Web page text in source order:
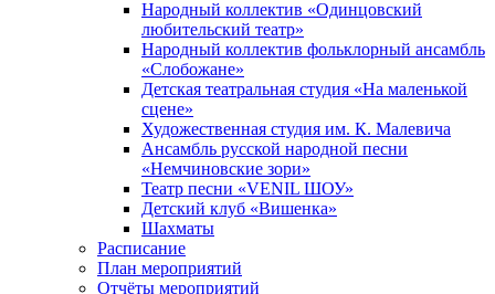
Народный коллектив «Одинцовский
любительский театр»
Народный коллектив фольклорный ансамбль
«Слобожане»
Детская театральная студия «На маленькой
сцене»
Художественная студия им. К. Малевича
Ансамбль русской народной песни
«Немчиновские зори»
Театр песни «VENIL ШОУ»
Детский клуб «Вишенка»
Шахматы
Расписание
План мероприятий
Отчёты мероприятий